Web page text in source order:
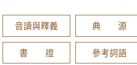
音讀與釋義 典 源
書 證 參考詞語